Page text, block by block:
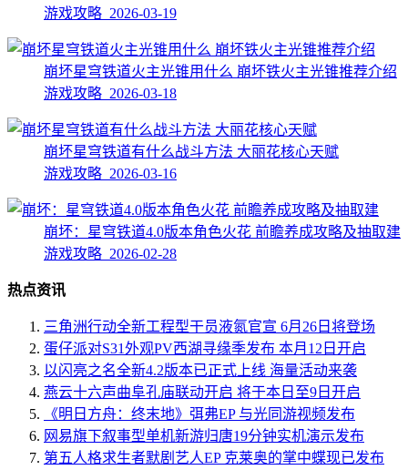
游戏攻略 2026-03-19
崩坏星穹铁道火主光锥用什么 崩坏铁火主光锥推荐介绍
游戏攻略 2026-03-18
崩坏星穹铁道有什么战斗方法 大丽花核心天赋
游戏攻略 2026-03-16
崩坏：星穹铁道4.0版本角色火花 前瞻养成攻略及抽取建
游戏攻略 2026-02-28
热点资讯
三角洲行动全新工程型干员液氮官宣 6月26日将登场
蛋仔派对S31外观PV西湖寻缘季发布 本月12日开启
以闪亮之名全新4.2版本已正式上线 海量活动来袭
燕云十六声曲阜孔庙联动开启 将于本日至9日开启
《明日方舟：终末地》弭弗EP 与光同游视频发布
网易旗下叙事型单机新游归唐19分钟实机演示发布
第五人格求生者默剧艺人EP 克莱奥的掌中蝶现已发布